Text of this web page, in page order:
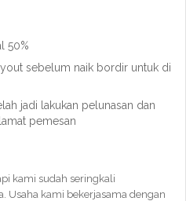
50%
sebelum naik bordir untuk di
jadi lakukan pelunasan dan
pemesan
kami sudah seringkali
Usaha kami bekerjasama dengan